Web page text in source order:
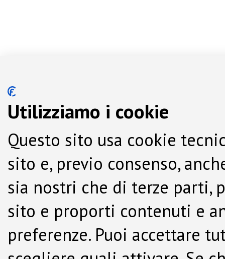
Utilizziamo i cookie
Questo sito usa cookie
sito e, previo consenso,
sia nostri che di terze parti,
sito e proporti contenuti e
preferenze. Puoi accettare